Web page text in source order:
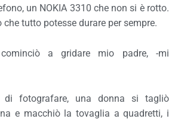
un NOKIA 3310 che non si è rotto.
che tutto potesse durare per sempre.
a gridare mio padre, -mi
di fotografare, una donna si tagliò
e macchiò la tovaglia a quadretti, i